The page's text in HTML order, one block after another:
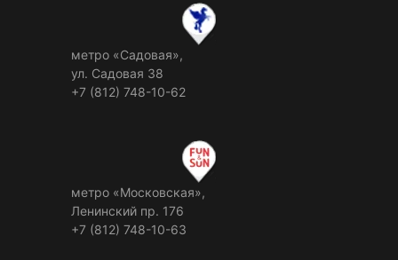
метро «Садовая»,
ул. Садовая 38
+7 (812) 748-10-62
метро «Московская»,
Ленинский пр. 176
+7 (812) 748-10-63